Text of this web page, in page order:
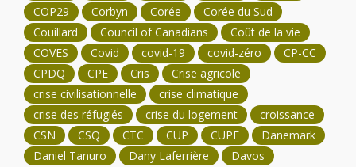
COP29
Corbyn Corée
Corée du Sud
Couillard
Council of Canadians
Coût de la vie
COVES
Covid covid-19 covid-zéro
CP-CC
CPDQ
CPE Cris
Crise agricole
crise civilisationnelle
crise climatique
crise des réfugiés
crise du logement
croissance
CSN
CSQ CTC CUP CUPE
Danemark
Daniel Tanuro
Dany Laferrière
Davos